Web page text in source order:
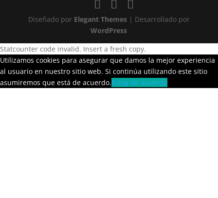
Diseñado por Elegant Themes| Desarrollado por
WordPress
Statcounter code invalid. Insert a fresh copy.
Utilizamos cookies para asegurar que damos la mejor experiencia
al usuario en nuestro sitio web. Si continúa utilizando este sitio
asumiremos que está de acuerdo.Estoy de acuerdo